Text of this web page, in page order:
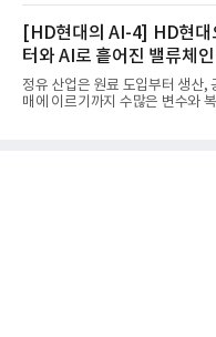
벌 표준이다. 특히 미세
마트 건설 현장 구현을 앞당기고
솔루션은 최근 스위스 건설 현장
기를 투입했다. 실제 공사를 진행
설장비 자율화 기술의 새로운 이정
번에 투입된 무인 자율 굴착기는
키바그(KIBAG)의 스위스 투겐 지
서 깊이 3m, 폭 12m, 길이 1km
[HD현대의 AI-4] HD현대
터와 AI로 흩어진 밸류체
정유 산업은 원료 도입부터 생산,
매에 이르기까지 수많은 변수와